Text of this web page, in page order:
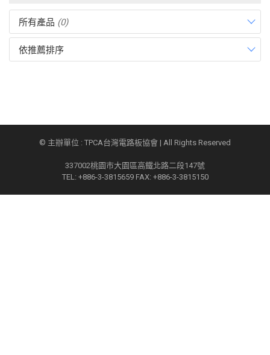
所有產品 (0)
依推薦排序
© 主辦單位 : TPCA台灣電路板協會 | All Rights Reserved
337002桃園市大園區高鐵北路二段147號
TEL: +886-3-3815659 FAX: +886-3-3815150